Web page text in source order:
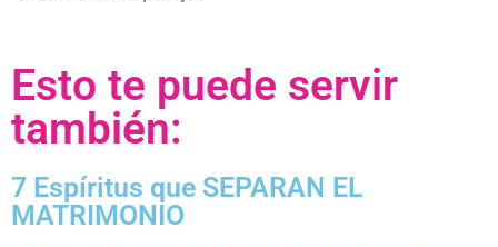
Esto te puede servir
también:
7 Espíritus que SEPARAN EL
MATRIMONIO